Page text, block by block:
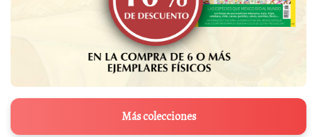
Más colecciones